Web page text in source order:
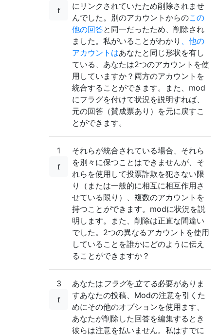
にリンクされていたため削除されませ
んでした。別のアカウントからのこの
他の回答と同一だったため、削除され
ました。私がいることがわかり
、他の
アカウントはあなたと同じ形状を有し
ている、あなたは2つのアカウントを使
用していますか？両方のアカウントを
統合することができます。また、mod
にフラグを付けて状況を説明すれば、
元の回答（賛成票あり）を元に戻すこ
とができます。
1
それらが統合されている場合、それら
を別々に保つことはできませんが、そ
れらを使用して投票詐欺を犯さない限
り（または一般的に相互に相互作用さ
せている限り）、複数のアカウントを
持つこと ができます。modに状況を説
明します。また、削除は正直な間違い
でした。2つの異なるアカウントを使用
していることを誰かにどのように伝え
ることができますか？
3 あなたは フラグを 立てる必要がありま
すあなたの投稿、Modの注意を引くた
めにその他のオプションを使用ます、
あなたが削除した回答を編集するとき
彼らは注意を払いません。私はすでに